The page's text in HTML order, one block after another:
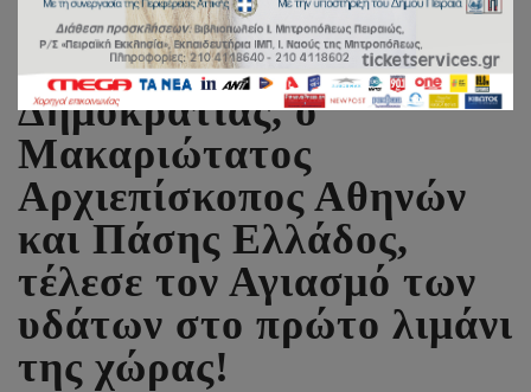
Παρουσία του Προέδρου
της Ελληνικής
Δημοκρατίας, ο
Μακαριώτατος
Αρχιεπίσκοπος Αθηνών
και Πάσης Ελλάδος,
τέλεσε τον Αγιασμό των
υδάτων στο πρώτο λιμάνι
της χώρας!